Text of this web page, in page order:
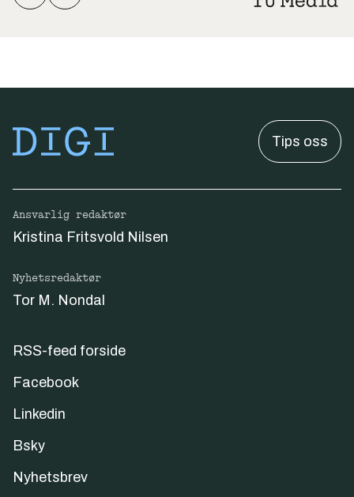
Tips oss
Ansvarlig redaktør
Kristina Fritsvold Nilsen
Nyhetsredaktør
Tor M. Nondal
RSS-feed forside
Facebook
Linkedin
Bsky
Nyhetsbrev